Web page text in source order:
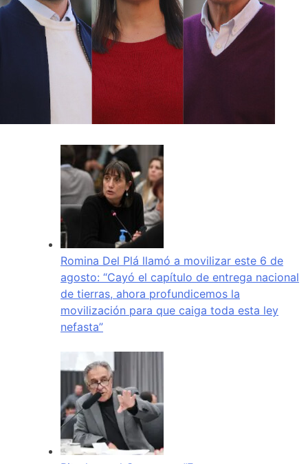
Romina Del Plá llamó a movilizar este 6 de
agosto: “Cayó el capítulo de entrega nacional
de tierras, ahora profundicemos la
movilización para que caiga toda esta ley
nefasta”